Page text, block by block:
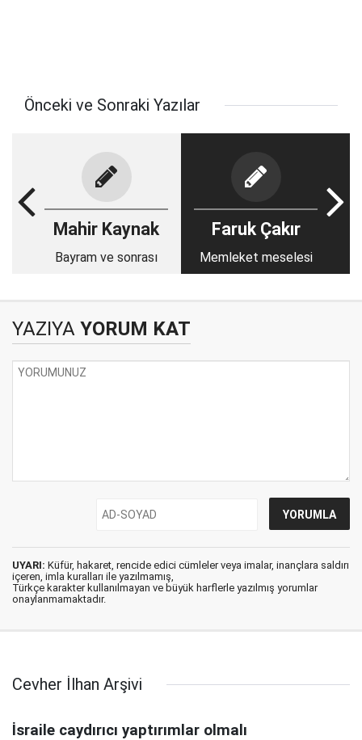
Önceki ve Sonraki Yazılar
Mahir Kaynak
Bayram ve sonrası
Faruk Çakır
Memleket meselesi
YAZIYA YORUM KAT
UYARI: Küfür, hakaret, rencide edici cümleler veya imalar, inançlara saldırı
içeren, imla kuralları ile yazılmamış,
Türkçe karakter kullanılmayan ve büyük harflerle yazılmış yorumlar
onaylanmamaktadır.
Cevher İlhan Arşivi
İsraile caydırıcı yaptırımlar olmalı